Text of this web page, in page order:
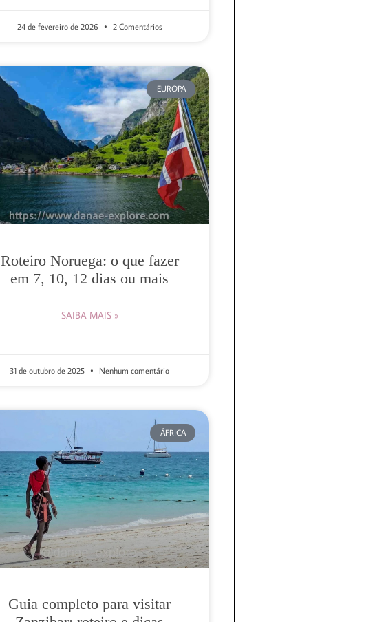
24 de fevereiro de 2026 2 Comentários
EUROPA
Roteiro Noruega: o que fazer
em 7, 10, 12 dias ou mais
SAIBA MAIS »
31 de outubro de 2025 Nenhum comentário
ÁFRICA
Guia completo para visitar